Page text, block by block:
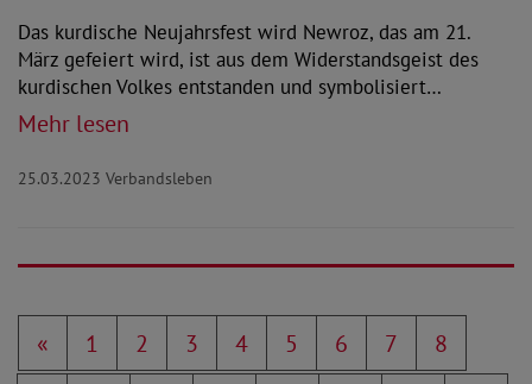
Das kurdische Neujahrsfest wird Newroz, das am 21.
März gefeiert wird, ist aus dem Widerstandsgeist des
kurdischen Volkes entstanden und symbolisiert…
Mehr lesen
25.03.2023 Verbandsleben
« 1 2 3 4 5 6 7
8